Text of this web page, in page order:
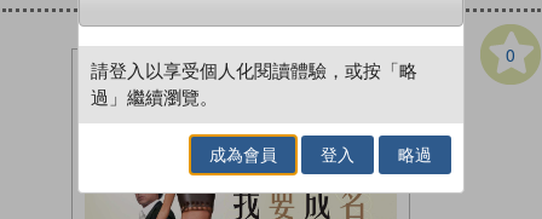
0
請登入以享受個人化閱讀體驗，或按「略
過」繼續瀏覽。
成為會員 登入 略過